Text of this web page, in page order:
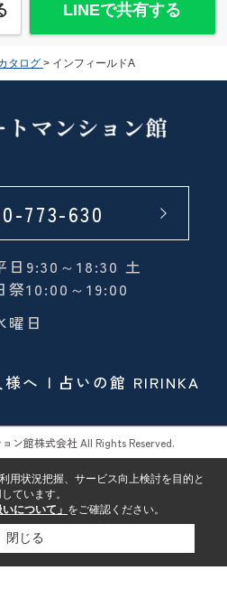
LINEで共有する
タログ > インフィールドA
773-630
日9:30～18:30 土
祭10:00～19:00
曜日
様へ 占いの館 RIRINKA
ン館株式会社 All Rights Reserved.
用状況把握、サービス向上検討を目的と
ています。
について」 をご確認ください。
閉じる